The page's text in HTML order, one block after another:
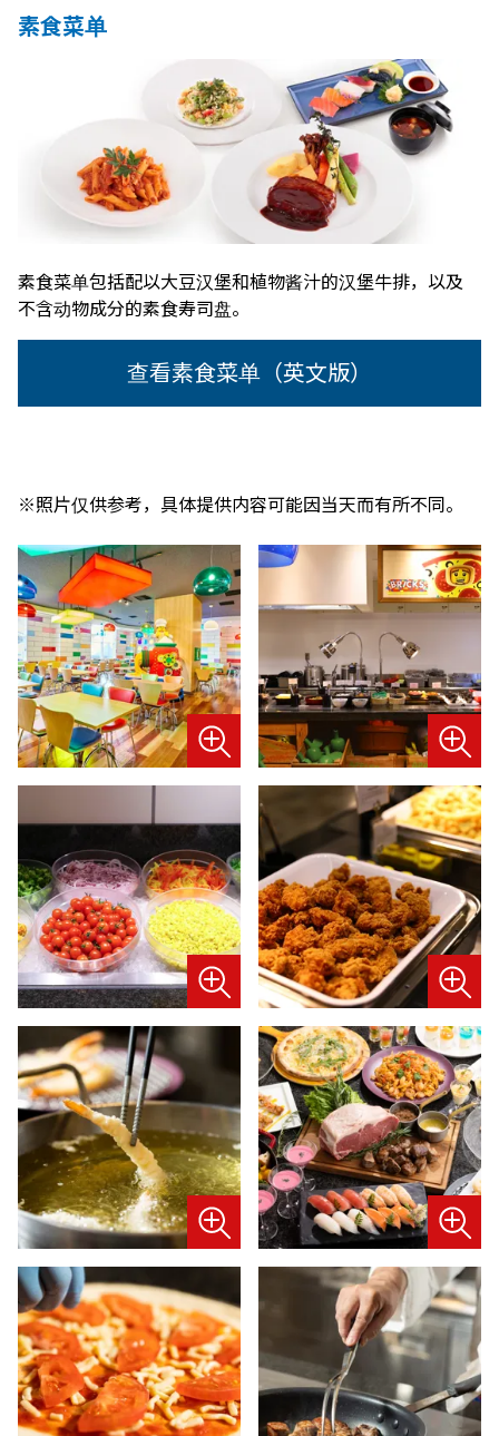
素食菜单
素食菜单包括配以大豆汉堡和植物酱汁的汉堡牛排，以及
不含动物成分的素食寿司盘。
查看素食菜单（英文版）
※照片仅供参考，具体提供内容可能因当天而有所不同。